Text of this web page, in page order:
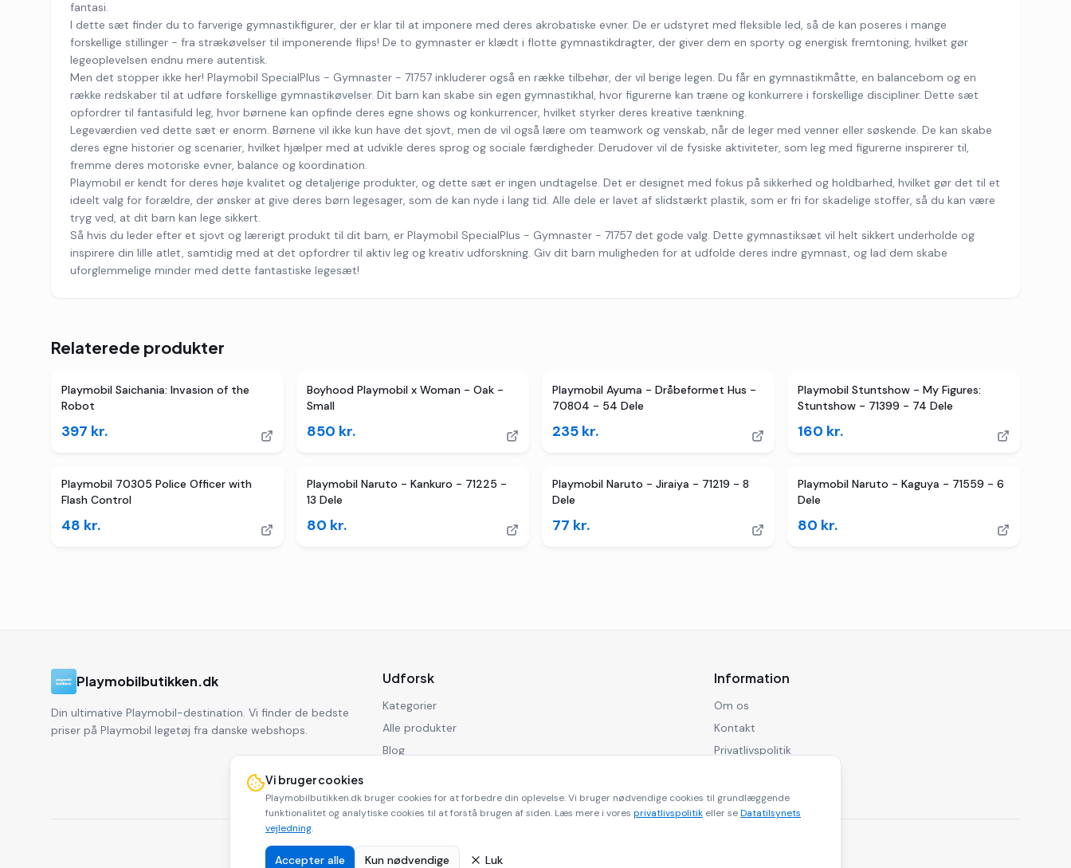
fantasi.
I dette sæt finder du to farverige gymnastikfigurer, der er klar til at imponere med deres akrobatiske evner. De er udstyret med fleksible led, så de kan poseres i mange
forskellige stillinger - fra strækøvelser til imponerende flips! De to gymnaster er klædt i flotte gymnastikdragter, der giver dem en sporty og energisk fremtoning, hvilket gør
legeoplevelsen endnu mere autentisk.
Men det stopper ikke her! Playmobil SpecialPlus - Gymnaster - 71757 inkluderer også en række tilbehør, der vil berige legen. Du får en gymnastikmåtte, en balancebom og en
række redskaber til at udføre forskellige gymnastikøvelser. Dit barn kan skabe sin egen gymnastikhal, hvor figurerne kan træne og konkurrere i forskellige discipliner. Dette sæt
opfordrer til fantasifuld leg, hvor børnene kan opfinde deres egne shows og konkurrencer, hvilket styrker deres kreative tænkning.
Legeværdien ved dette sæt er enorm. Børnene vil ikke kun have det sjovt, men de vil også lære om teamwork og venskab, når de leger med venner eller søskende. De kan skabe
deres egne historier og scenarier, hvilket hjælper med at udvikle deres sprog og sociale færdigheder. Derudover vil de fysiske aktiviteter, som leg med figurerne inspirerer til,
fremme deres motoriske evner, balance og koordination.
Playmobil er kendt for deres høje kvalitet og detaljerige produkter, og dette sæt er ingen undtagelse. Det er designet med fokus på sikkerhed og holdbarhed, hvilket gør det til et
ideelt valg for forældre, der ønsker at give deres børn legesager, som de kan nyde i lang tid. Alle dele er lavet af slidstærkt plastik, som er fri for skadelige stoffer, så du kan være
tryg ved, at dit barn kan lege sikkert.
Så hvis du leder efter et sjovt og lærerigt produkt til dit barn, er Playmobil SpecialPlus - Gymnaster - 71757 det gode valg. Dette gymnastiksæt vil helt sikkert underholde og
inspirere din lille atlet, samtidig med at det opfordrer til aktiv leg og kreativ udforskning. Giv dit barn muligheden for at udfolde deres indre gymnast, og lad dem skabe
uforglemmelige minder med dette fantastiske legesæt!
Relaterede produkter
Playmobil Saichania: Invasion of the
Robot
397 kr.
Boyhood Playmobil x Woman - Oak -
Small
850 kr.
Playmobil Ayuma - Dråbeformet Hus -
70804 - 54 Dele
235 kr.
Playmobil Stuntshow - My Figures:
Stuntshow - 71399 - 74 Dele
160 kr.
Playmobil 70305 Police Officer with
Flash Control
48 kr.
Playmobil Naruto - Kankuro - 71225 -
13 Dele
80 kr.
Playmobil Naruto - Jiraiya - 71219 - 8
Dele
77 kr.
Playmobil Naruto - Kaguya - 71559 - 6
Dele
80 kr.
Playmobilbutikken.dk
Din ultimative Playmobil-destination. Vi finder de bedste
priser på Playmobil legetøj fra danske webshops.
Udforsk
Kategorier
Alle produkter
Blog
Information
Om os
Kontakt
Privatlivspolitik
©2026Playmobilbutikken.dk. Alle rettigheder forbeholdes.
Playmobilbutikken.dk er en affiliate side og modtager kommission for køb via vores links.
Vi bruger cookies
Playmobilbutikken.dk bruger cookies for at forbedre din oplevelse. Vi bruger nødvendige cookies til grundlæggende
funktionalitet og analytiske cookies til at forstå brugen af siden. Læs mere i vores privatlivspolitik eller seDatatilsynets
vejledning.
Accepter alle Kun nødvendige Luk